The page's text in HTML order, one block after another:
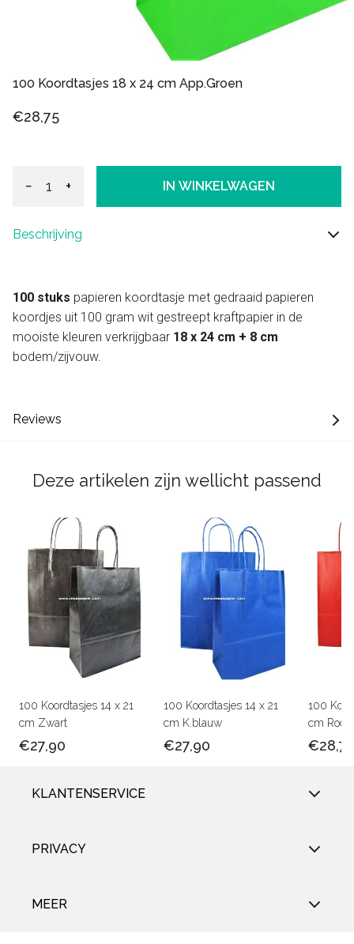
100 Koordtasjes 18 x 24 cm App.Groen
€28,75
− + IN WINKELWAGEN
Beschrijving
100 stuks papieren koordtasje met gedraaid papieren
koordjes uit 100 gram wit gestreept kraftpapier in de
mooiste kleuren verkrijgbaar 18 x 24 cm + 8 cm
bodem/zijvouw.
Reviews
Deze artikelen zijn wellicht passend
100 Koordtasjes 14 x 21
cm Zwart
€27,90
100 Koordtasjes 14 x 21
cm K.blauw
€27,90
100
cm Rood
€28,75
KLANTENSERVICE
PRIVACY
MEER